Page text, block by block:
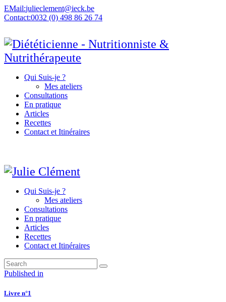
EMail:julieclement@ieck.be
Contact:0032 (0) 498 86 26 74
Qui Suis-je ?
Mes ateliers
Consultations
En pratique
Articles
Recettes
Contact et Itinéraires
Qui Suis-je ?
Mes ateliers
Consultations
En pratique
Articles
Recettes
Contact et Itinéraires
Navigation
de
Published in
Livre n°1